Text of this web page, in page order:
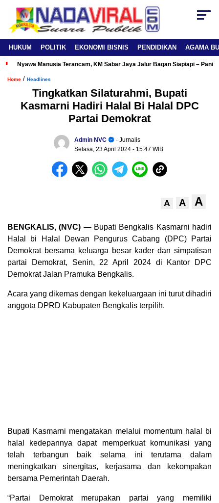
HUKUM POLITIK EKONOMI BISNIS PENDIDIKAN AGAMA
Nyawa Manusia Terancam, KM Sabar Jaya Jalur Bagan Siapiapi –
Home / Headlines
Tingkatkan Silaturahmi, Bupati
Kasmarni Hadiri Halal Bi Halal DPC
Partai Demokrat
Admin NVC
- Jurnalis
Selasa, 23 April 2024 - 15:47 WIB
A A A
BENGKALIS, (NVC) —Bupati Bengkalis Kasmarni hadiri
Halal bi Halal Dewan Pengurus Cabang (DPC) Partai
Demokrat bersama keluarga besar kader dan simpatisan
partai Demokrat, Senin, 22 April 2024 di Kantor DPC
Demokrat Jalan Pramuka Bengkalis.
Acara yang dikemas dengan kekeluargaan ini turut dihadiri
anggota DPRD Kabupaten Bengkalis terpilih.
Bupati Kasmarni mengatakan melalui momentum halal bi
halal kedepannya dapat memperkuat komunikasi yang
telah terbangun baik selama ini terutama dalam
meningkatkan sinergitas, kerjasama dan kekompakan
bersama Pemerintah Daerah.
“Partai Demokrat merupakan partai yang memiliki